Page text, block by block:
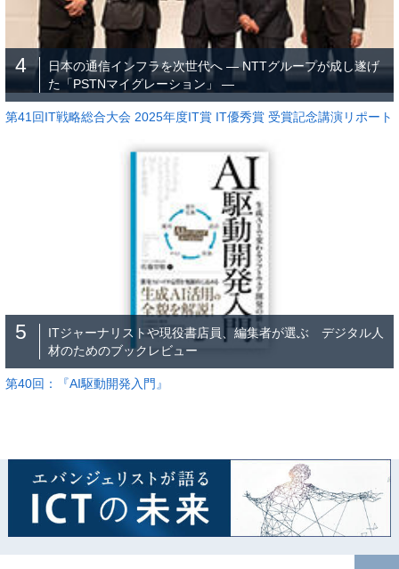
4
日本の通信インフラを次世代へ ― NTTグループが成し遂げ
た「PSTNマイグレーション」 ―
第41回IT戦略総合大会 2025年度IT賞 IT優秀賞 受賞記念講演リポート
5
ITジャーナリストや現役書店員、編集者が選ぶ デジタル人
材のためのブックレビュー
第40回：『AI駆動開発入門』